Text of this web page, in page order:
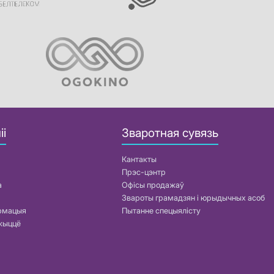
Зваротная сувязь
Кантакты
Прэс-цэнтр
Офісы продажаў
Звароты грамадзян і юрыдычных асоб
Пытанне спецыялісту